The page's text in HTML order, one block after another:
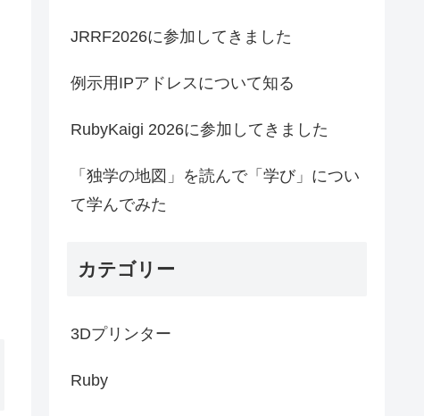
JRRF2026に参加してきました
例示用IPアドレスについて知る
RubyKaigi 2026に参加してきました
「独学の地図」を読んで「学び」につい
て学んでみた
カテゴリー
3Dプリンター
Ruby